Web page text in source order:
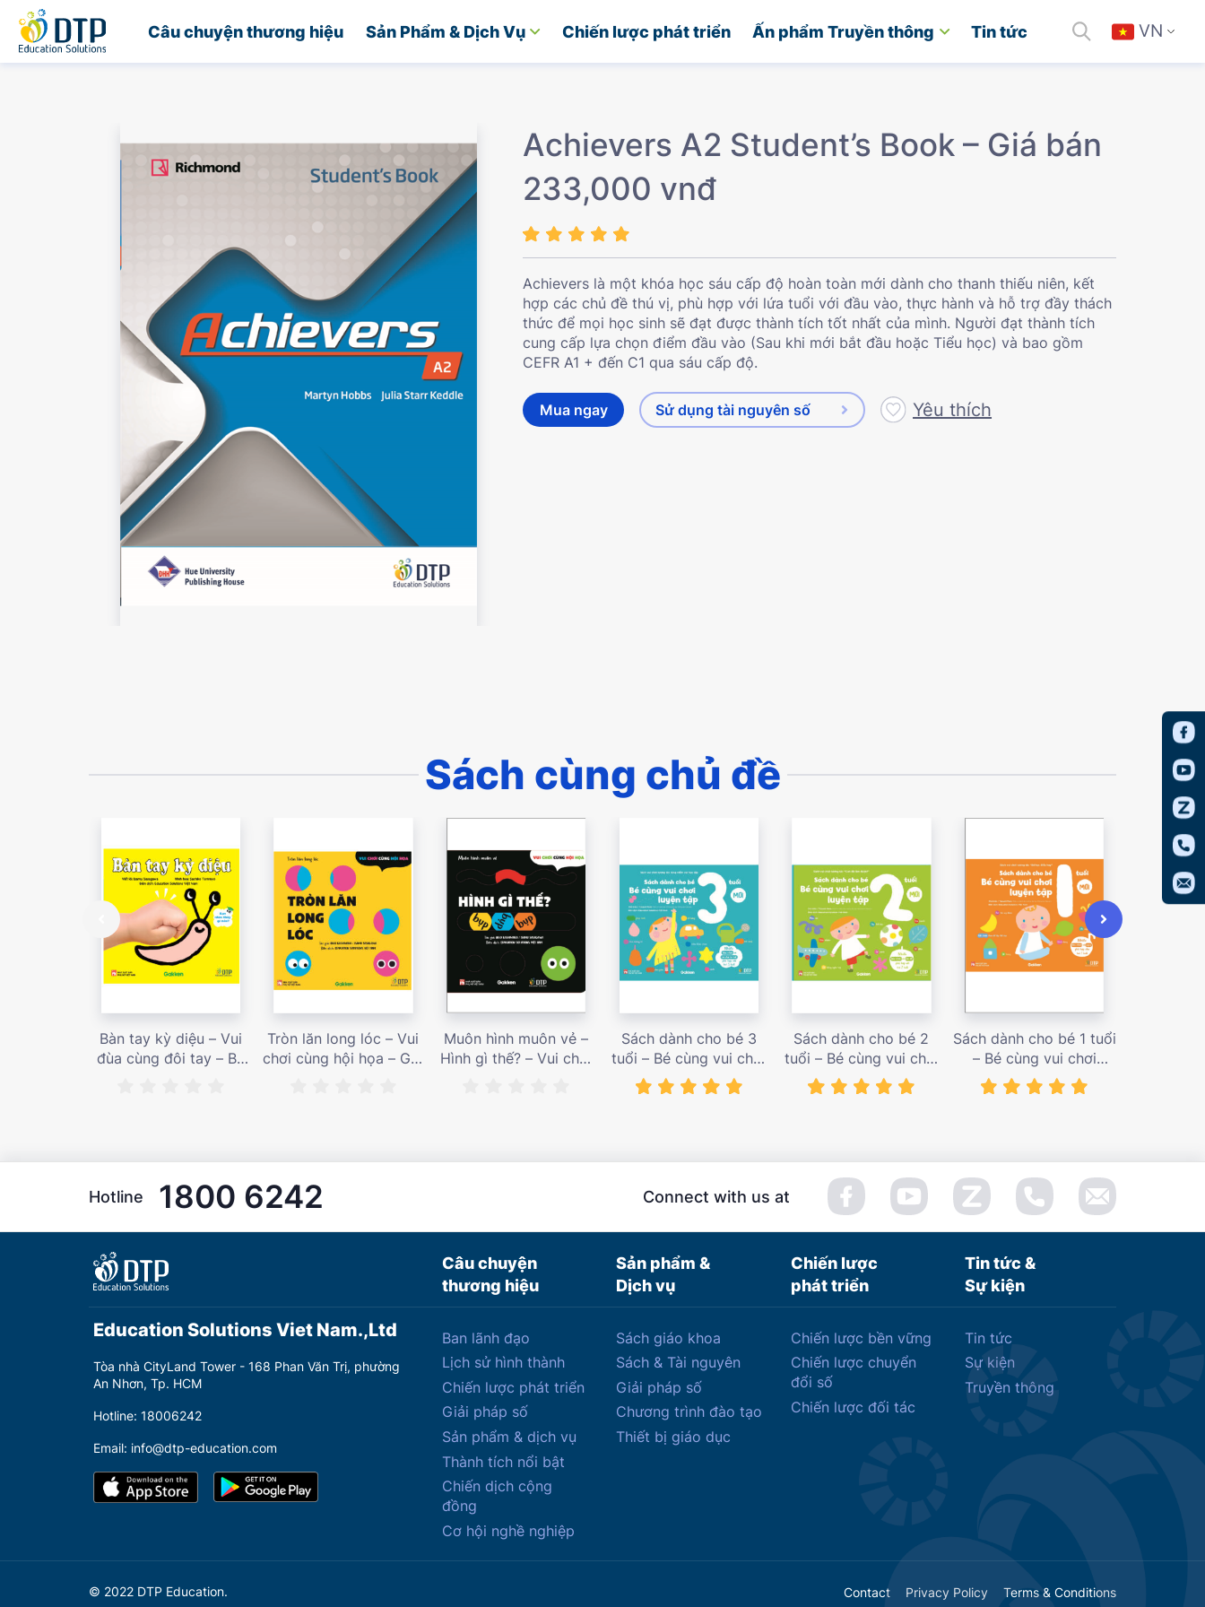
Câu chuyện thương hiệu Sản Phẩm & Dịch Vụ Chiến lược phát triển Ấn phẩm Truyền thông Tin tức VN
Trang chủ
Achievers A2 Student’s Book – Giá bán
233,000 vnđ
Achievers là một khóa học sáu cấp độ hoàn toàn mới dành cho thanh thiếu niên, kết
hợp các chủ đề thú vị, phù hợp với lứa tuổi với đầu vào, thực hành và hỗ trợ đầy thách
thức để mọi học sinh sẽ đạt được thành tích tốt nhất của mình. Người đạt thành tích
cung cấp lựa chọn điểm đầu vào (Sau khi mới bắt đầu hoặc Tiểu học) và bao gồm
CEFR A1 + đến C1 qua sáu cấp độ.
Mua ngay Sử dụng tài nguyên số Yêu thích
Sách cùng chủ đề
Bàn tay kỳ diệu – Vui
đùa cùng đôi tay – Bé
Tròn lăn long lóc – Vui
chơi cùng hội họa – Giá
Muôn hình muôn vẻ –
Hình gì thế? – Vui chơi
Sách dành cho bé 3
tuổi – Bé cùng vui chơi
luyện tập – Sách vui
chơi tương tác tăng
Sách dành cho bé 2
tuổi – Bé cùng vui chơi
luyện tập – Sách vui
chơi tương tác Con đã
Sách dành cho bé 1 tuổi
– Bé cùng vui chơi
luyện tập – Sách vui
chơi tương tác Bé học
Hotline 1800 6242 Connect with us at
Câu chuyện
thương hiệu
Sản phẩm &
Dịch vụ
Chiến lược
phát triển
Tin tức &
Sự kiện
Education Solutions Viet Nam.,Ltd
Tòa nhà CityLand Tower - 168 Phan Văn Trị, phường
An Nhơn, Tp. HCM
Hotline: 18006242
Email: info@dtp-education.com
Ban lãnh đạo
Lịch sử hình thành
Chiến lược phát triển
Giải pháp số
Sản phẩm & dịch vụ
Thành tích nổi bật
Chiến dịch cộng
đồng
Cơ hội nghề nghiệp
Sách giáo khoa
Sách & Tài nguyên
Giải pháp số
Chương trình đào tạo
Thiết bị giáo dục
Chiến lược bền vững
Chiến lược chuyển
đổi số
Chiến lược đối tác
Tin tức
Sự kiện
Truyền thông
© 2022 DTP Education. Contact Privacy Policy Terms & Conditions